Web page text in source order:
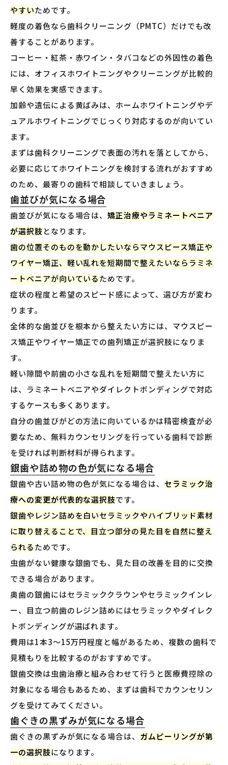
やすいためです。
軽度の着色なら歯科クリーニング（PMTC）だけでも改
善することがあります。
コーヒー・紅茶・赤ワイン・タバコなどの外因性の着色
には、オフィスホワイトニングやクリーニングが比較的
早く効果を実感できます。
加齢や遺伝による黄ばみは、ホームホワイトニングやデ
ュアルホワイトニングでじっくり対応するのが向いてい
ます。
まずは歯科クリーニングで表面の汚れを落としてから、
必要に応じてホワイトニングを検討する流れがおすすめ
のため、最寄りの歯科で相談していきましょう。
歯並びが気になる場合
歯並びが気になる場合は、矯正治療やラミネートベニア
が選択肢となります。
歯の位置そのものを動かしたいならマウスピース矯正や
ワイヤー矯正、軽い乱れを短期間で整えたいならラミネ
ートベニアが向いているためです。
症状の程度と希望のスピード感によって、選び方が変わ
ります。
全体的な歯並びを根本から整えたい方には、マウスピー
ス矯正やワイヤー矯正での歯列矯正が選択肢になりま
す。
軽い隙間や前歯の小さな乱れを短期間で整えたい方に
は、ラミネートベニアやダイレクトボンディングで対応
するケースも多くあります。
自分の歯並びがどの方法に向いているかは精密検査が必
要なため、無料カウンセリングを行っている歯科で診断
を受ければ判断材料が得られます。
銀歯や詰め物の色が気になる場合
銀歯や古い詰め物の色が気になる場合は、 セラミック治
療への変更が代表的な選択肢です。
銀歯やレジン詰めを白いセラミックやハイブリッド素材
に取り替えることで、目立つ部分の見た目を自然に整え
られるためです。
虫歯がない健康な銀歯でも、見た目の改善を目的に交換
できる場合があります。
奥歯の銀歯にはセラミッククラウンやセラミックインレ
ー、目立つ前歯のレジン詰めにはセラミックやダイレク
トボンディングが選ばれます。
費用は1本3〜15万円程度と幅があるため、複数の歯科で
見積もりを比較するのがおすすめです。
銀歯交換は虫歯治療と組み合わせて行うと医療費控除の
対象になる場合もあるため、まずは歯科でカウンセリン
グを受けてみてください。
歯ぐきの黒ずみが気になる場合
歯ぐきの黒ずみが気になる場合は、 ガムピーリングが第
一の選択肢になります。